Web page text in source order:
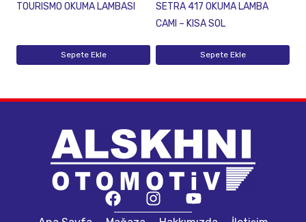
TOURISMO OKUMA LAMBASI
Sepete Ekle
SETRA 417 OKUMA LAMBA
CAMI – KISA SOL
Sepete Ekle